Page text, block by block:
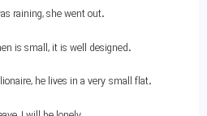
raining, she went out.
is small, it is well designed.
he lives in a very small flat.